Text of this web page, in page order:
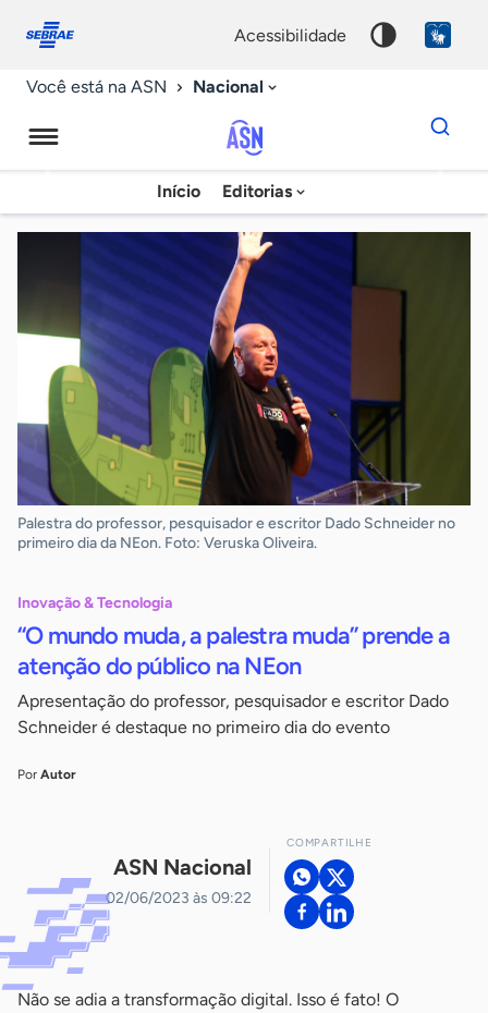
conosco
acessibilidade
Você está na ASN Nacional
Agência
Sebrae
de
Notícias
Início Editorias
Dados
para
chave
Palestra do professor, pesquisador e escritor Dado Schneider no
primeiro dia da NEon. Foto: Veruska Oliveira.
Inovação & Tecnologia
“O mundo muda, a palestra muda” prende a
atenção do público na NEon
Apresentação do professor, pesquisador e escritor Dado
Schneider é destaque no primeiro dia do evento
Por Autor
ASN Nacional
02/06/2023 às 09:22
COMPARTILHE
Não se adia a transformação digital. Isso é fato! O